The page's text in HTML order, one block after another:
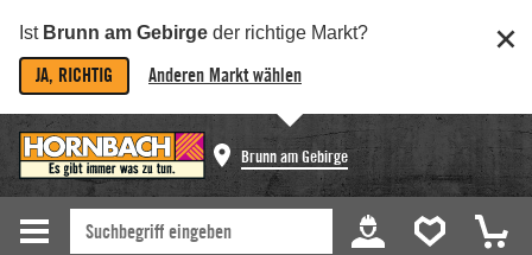
Ist Brunn am Gebirge der richtige Markt?
JA, RICHTIG Anderen Markt wählen
Brunn am Gebirge